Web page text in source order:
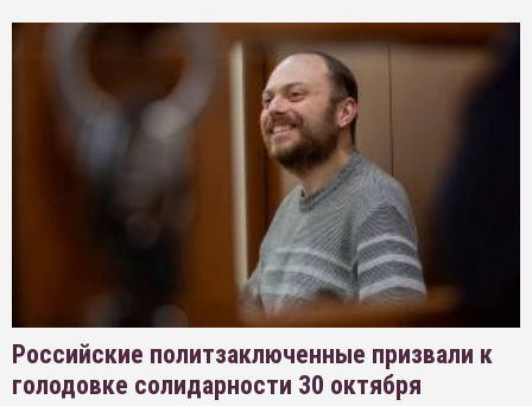
Российские политзаключенные призвали к
голодовке солидарности 30 октября